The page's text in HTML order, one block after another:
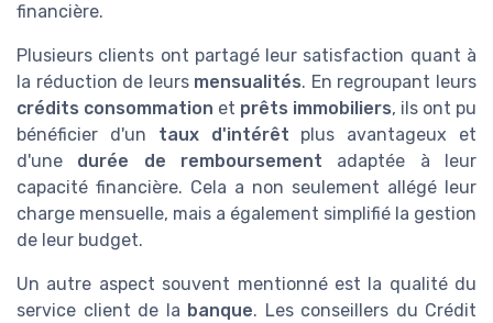
financière.
Plusieurs clients ont partagé leur satisfaction quant à
la réduction de leurs mensualités. En regroupant leurs
crédits consommation et prêts immobiliers, ils ont pu
bénéficier d'un taux d'intérêt plus avantageux et
d'une durée de remboursement adaptée à leur
capacité financière. Cela a non seulement allégé leur
charge mensuelle, mais a également simplifié la gestion
de leur budget.
Un autre aspect souvent mentionné est la qualité du
service client de la banque. Les conseillers du Crédit